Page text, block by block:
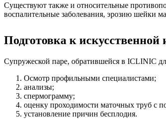
Существуют также и относительные
воспалительные заболевания, эрозию шейки
Подготовка к
Супружеской паре, обратившейся в ICLINIC
Осмотр профильными специалистами;
анализы;
спермограмму;
оценку проходимости маточных труб с
установление причин бесплодия.